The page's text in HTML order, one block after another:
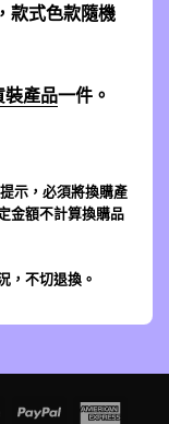
款式色款隨機
裝產品一件。
示，必須將換購產
金額不計算換購品
，不切退換。